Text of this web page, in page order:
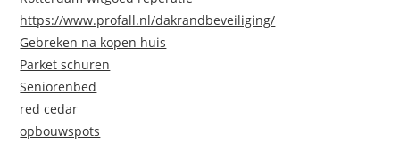
https://www.profall.nl/dakrandbeveiliging/
Gebreken na kopen huis
Parket schuren
Seniorenbed
red cedar
opbouwspots